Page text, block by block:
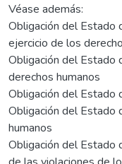
Véase además:
Obligación del Estado
ejercicio de los
Obligación del Estado
derechos humanos
Obligación del Estado
Obligación del Estado
humanos
Obligación del Estado